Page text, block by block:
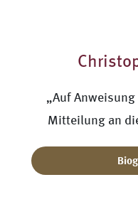
„Auf
Mitteilung an